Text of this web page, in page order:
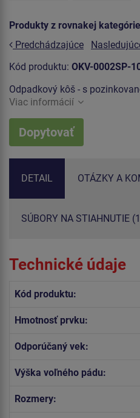
Produkty z rovnakej
Predchádzajúce
Kód produktu: OKV-0002SP-
Odpadkový kôš - s
Viac informácií
Dopytovať
DETAIL OTÁZKY A
SÚBORY NA STIAHNUTIE
Technické údaje
Kód produktu:
Hmotnosť prvku:
Odporúčaný vek:
Výška voľného pádu:
Rozmery: